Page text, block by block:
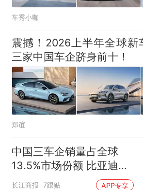
车秀小咖
震撼！2026上半年全球新
三家中国车企跻身前十！
郑谊
中国三车企销量占全球
13.5%市场份额 比亚迪
4.8%居第六吉利4.6%列第
长江商报 7跟贴 APP专享